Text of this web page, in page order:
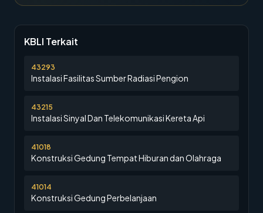
KBLI Terkait
43293
Instalasi Fasilitas Sumber Radiasi Pengion
43215
Instalasi Sinyal Dan Telekomunikasi Kereta Api
41018
Konstruksi Gedung Tempat Hiburan dan Olahraga
41014
Konstruksi Gedung Perbelanjaan